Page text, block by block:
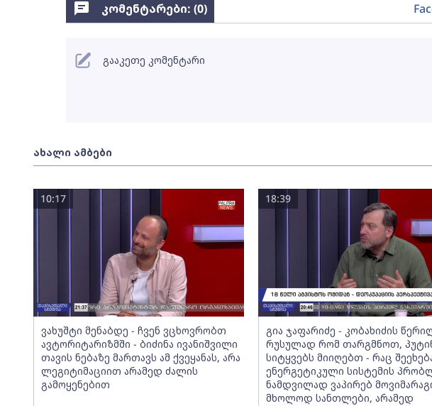
ახალი ამბები
ვახუშტი მენაბდე - ჩვენ ვცხოვრობთ
ავტორიტარიზმში - ბიძინა ივანიშვილი
თავის ნებაზე მართავს ამ ქვეყანას, არა
ლეგიტიმაციით არამედ ძალის
გამოყენებით
10:17
გია ჯაფარიძე - კობახიძის
რუსულად რომ თარგმნოთ,
სიტყვებს მიიღებთ - რაც
ენერგეტიკული სისტემის
ნამდვილად ვაპირებ
მხოლოდ სანთლები, არამედ
18:39
კომენტარები: (0)
გააკეთე კომენტარი